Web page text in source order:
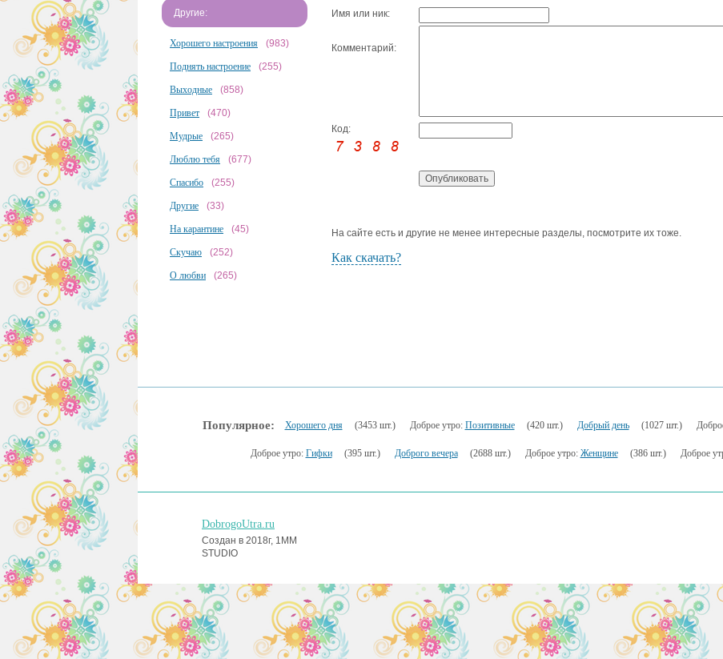
Другие:
Хорошего настроения (983)
Поднять настроение (255)
Выходные (858)
Привет (470)
Мудрые (265)
Люблю тебя (677)
Спасибо (255)
Другие (33)
На карантине (45)
Скучаю (252)
О любви (265)
Имя или ник:
Комментарий:
Код:
На сайте есть и другие не менее интересные разделы, посмотрите их тоже.
Как скачать?
Популярное: Хорошего дня (3453 шт.) Доброе утро: Позитивные (420 шт.) Добрый день (1027 шт.)
Доброе утро: Гифки (395 шт.) Доброго вечера (2688 шт.) Доброе утро: Женщине (386 шт.) Доброе
DobrogoUtra.ru
Создан в 2018г, 1MM
STUDIO